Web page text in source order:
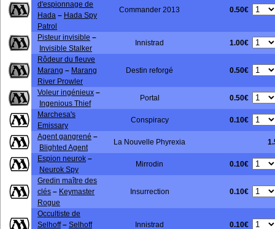
d'espionnage de
Hada – Hada Spy
Patrol
Commander 2013 0.50€
Pisteur invisible –
Invisible Stalker
Innistrad 1.00€
Rôdeur du fleuve
Marang – Marang
River Prowler
Destin reforgé 0.50€
Voleur ingénieux –
Ingenious Thief
Portal 0.50€
Marchesa's
Emissary
Conspiracy 0.10€
Agent gangrené –
Blighted Agent
La Nouvelle Phyrexia
Espion neurok –
Neurok Spy
Mirrodin 0.10€
Gredin maître des
clés – Keymaster
Rogue
Insurrection 0.10€
Occultiste de
Selhoff– Selhoff
Innistrad 0.10€